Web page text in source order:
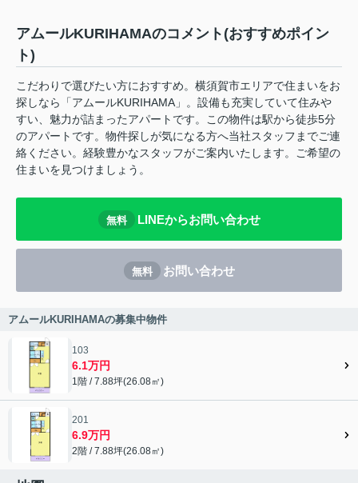
アムールKURIHAMAのコメント(おすすめポイン
ト)
こだわりで選びたい方におすすめ。横須賀市エリアで住まいをお
探しなら「アムールKURIHAMA」。設備も充実していて住みや
すい、魅力が詰まったアパートです。この物件は駅から徒歩5分
のアパートです。物件探しが気になる方へ当社スタッフまでご連
絡ください。経験豊かなスタッフがご案内いたします。ご希望の
住まいを見つけましょう。
無料 LINEからお問い合わせ
無料 お問い合わせ
アムールKURIHAMAの募集中物件
103
6.1万円
1階 / 7.88坪(26.08㎡)
201
6.9万円
2階 / 7.88坪(26.08㎡)